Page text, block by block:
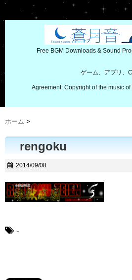
Free BGM Downloads & Sound
ゲーム、アプリ、
Agreement: Copyright of the music
ホーム >
rengoku
2014/09/08
-